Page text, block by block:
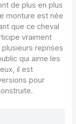
de plus en plus
monture est née
que ce cheval
vraiment
reprises
qui aime les
il est
pour